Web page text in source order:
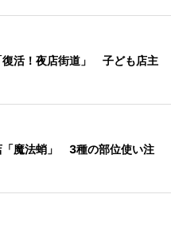
復活！夜店街道」 子ども店主
「魔法蛸」 3種の部位使い注